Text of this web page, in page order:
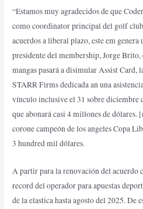
“Estamos muy agradecidos de que
como coordinator principal del golf
acuerdos a liberal plazo, este em
presidente del membership, Jorge
mangas pasará a disimular Assist Card,
STARR Firms dedicada an una
vínculo inclusive el 31 sobre diciembre
que abonará casi 4 millones de dólares.
corone campeón de los angeles Copa
3 hundred mil dólares.
A partir para la renovación del acuerdo
record del operador para apuestas
de la elastica hasta agosto del 2025. De